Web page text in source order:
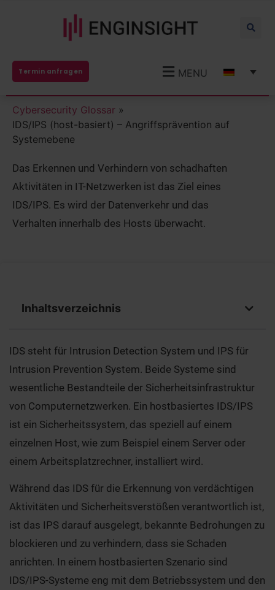
Termin anfragen MENU
Cybersecurity Glossar »
IDS/IPS (host-basiert) – Angriffsprävention auf
Systemebene
Das Erkennen und Verhindern von schadhaften
Aktivitäten in IT-Netzwerken ist das Ziel eines
IDS/IPS. Es wird der Datenverkehr und das
Verhalten innerhalb des Hosts überwacht.
Inhaltsverzeichnis
IDS steht für Intrusion Detection System und IPS für
Intrusion Prevention System. Beide Systeme sind
wesentliche Bestandteile der Sicherheitsinfrastruktur
von Computernetzwerken. Ein hostbasiertes IDS/IPS
ist ein Sicherheitssystem, das speziell auf einem
einzelnen Host, wie zum Beispiel einem Server oder
einem Arbeitsplatzrechner, installiert wird.
Während das IDS für die Erkennung von verdächtigen
Aktivitäten und Sicherheitsverstößen verantwortlich ist,
ist das IPS darauf ausgelegt, bekannte Bedrohungen zu
blockieren und zu verhindern, dass sie Schaden
anrichten. In einem hostbasierten Szenario sind
IDS/IPS-Systeme eng mit dem Betriebssystem und den